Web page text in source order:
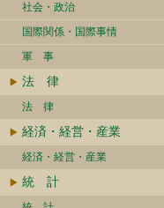
社会・政治
国際関係・国際事情
軍 事
法 律
法 律
経済・経営・産業
経済・経営・産業
統 計